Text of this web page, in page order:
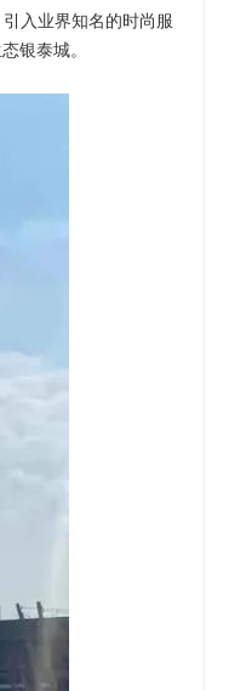
入业界知名的时尚服
银泰城。